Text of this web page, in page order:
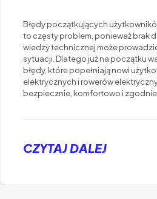
Błędy początkujących
to częsty problem, ponieważ brak
wiedzy technicznej może
sytuacji. Dlatego już na początku
błędy, które popełniają nowi
elektrycznych i rowerów
bezpiecznie, komfortowo i zgodnie
CZYTAJ DALEJ